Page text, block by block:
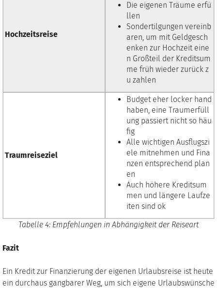
Hochzeitsreise
Die eigenen Träume erfü
llen
Sondertilgungen vereinb
aren, um mit Geldgesch
enken zur Hochzeit eine
n Großteil der Kreditsum
me früh wieder zurück z
u zahlen
Traumreiseziel
Budget eher locker hand
haben, eine Traumerfüll
ung passiert nicht so häu
fig
Alle wichtigen Ausflugszi
ele mitnehmen und Fina
nzen entsprechend plan
en
Auch höhere Kreditsum
men und längere Laufze
iten sind ok
Tabelle 4: Empfehlungen in Abhängigkeit der Reiseart
Fazit
Ein Kredit zur Finanzierung der eigenen Urlaubsreise ist heute
ein durchaus gangbarer Weg, um sich eigene Urlaubswünsche